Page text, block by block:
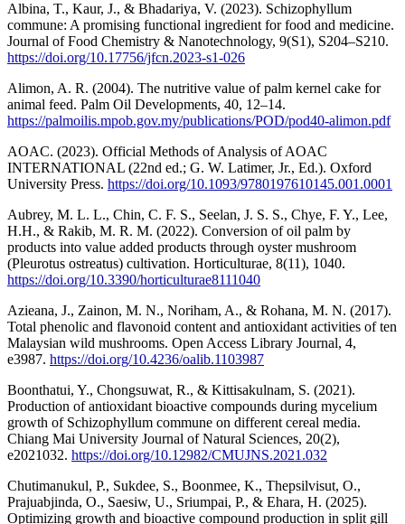
Albina, T., Kaur, J., & Bhadariya, V. (2023). Schizophyllum
commune: A promising functional ingredient for food and medicine.
Journal of Food Chemistry & Nanotechnology, 9(S1), S204–S210.
https://doi.org/10.17756/jfcn.2023-s1-026
Alimon, A. R. (2004). The nutritive value of palm kernel cake for
animal feed. Palm Oil Developments, 40, 12–14.
https://palmoilis.mpob.gov.my/publications/POD/pod40-alimon.pdf
AOAC. (2023). Official Methods of Analysis of AOAC
INTERNATIONAL (22nd ed.; G. W. Latimer, Jr., Ed.). Oxford
University Press. https://doi.org/10.1093/9780197610145.001.0001
Aubrey, M. L. L., Chin, C. F. S., Seelan, J. S. S., Chye, F. Y., Lee,
H.H., & Rakib, M. R. M. (2022). Conversion of oil palm by
products into value added products through oyster mushroom
(Pleurotus ostreatus) cultivation. Horticulturae, 8(11), 1040.
https://doi.org/10.3390/horticulturae8111040
Azieana, J., Zainon, M. N., Noriham, A., & Rohana, M. N. (2017).
Total phenolic and flavonoid content and antioxidant activities of ten
Malaysian wild mushrooms. Open Access Library Journal, 4,
e3987. https://doi.org/10.4236/oalib.1103987
Boonthatui, Y., Chongsuwat, R., & Kittisakulnam, S. (2021).
Production of antioxidant bioactive compounds during mycelium
growth of Schizophyllum commune on different cereal media.
Chiang Mai University Journal of Natural Sciences, 20(2),
e2021032. https://doi.org/10.12982/CMUJNS.2021.032
Chutimanukul, P., Sukdee, S., Boonmee, K., Thepsilvisut, O.,
Prajuabjinda, O., Saesiw, U., Sriumpai, P., & Ehara, H. (2025).
Optimizing growth and bioactive compound production in split gill